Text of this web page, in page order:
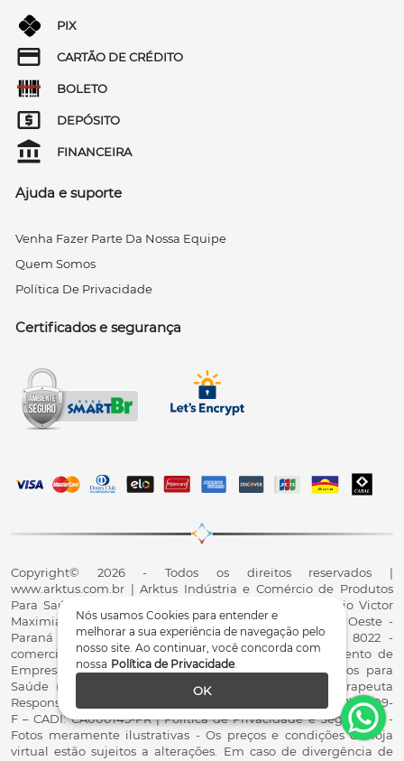
Nós usamos Cookies para entender e
melhorar a sua experiência de navegação pelo
nosso site. Ao continuar, você concorda com
nossa Política de Privacidade.
OK
PIX
CARTÃO DE CRÉDITO
BOLETO
DEPÓSITO
FINANCEIRA
Ajuda e suporte
Venha Fazer Parte Da Nossa Equipe
Quem Somos
Política De Privacidade
Certificados e segurança
Copyright© 2026 - Todos os direitos reservados |
www.arktus.com.br | Arktus Indústria e Comércio de Produtos
Para Saúde Ltda | CNPJ: 01.417.367/0001-78 | R. Antônio Victor
Maximiano, 107, Parque Industrial II, Santa Tereza do Oeste -
Paraná - CEP 85825-900 - Fale conosco: 0800 200 8022 -
comercial@arktus.com.br | Autorização de Funcionamento de
Empresa - AFE/ANVISA - Para Fabricação de Produtos para
Saúde (Correlatos): 8.02.844-5 (UX418X102741) - Fisioterapeuta
Responsável Técnico Dr. Alex Fernando Zani - Crefito8(PR): 8409-
F – CADI: CA000145-PR | Política de Privacidade e Segurança -
Fotos meramente ilustrativas - Os preços e condições da loja
virtual estão sujeitos a alterações. Em caso de divergência de